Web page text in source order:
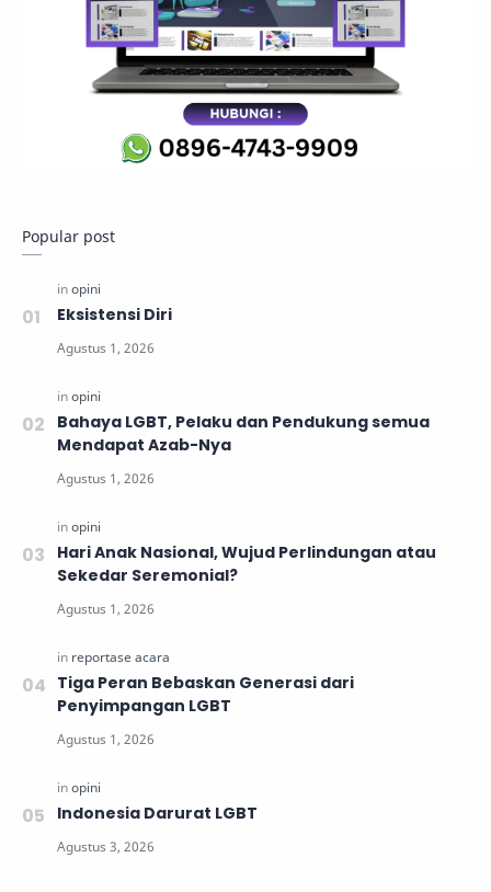
Popular post
Eksistensi Diri
Bahaya LGBT, Pelaku dan Pendukung semua
Mendapat Azab-Nya
Hari Anak Nasional, Wujud Perlindungan atau
Sekedar Seremonial?
Tiga Peran Bebaskan Generasi dari
Penyimpangan LGBT
Indonesia Darurat LGBT